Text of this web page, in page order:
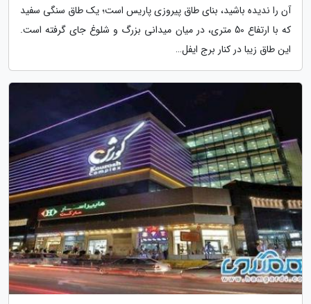
آن را ندیده باشید، بنای طاق پیروزی پاریس است؛ یک طاق سنگی سفید
که با ارتفاع 50 متری، در میان میدانی بزرگ و شلوغ جای گرفته است.
این طاق زیبا در کنار برج ایفل…